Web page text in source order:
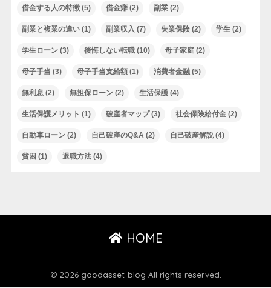
借金する人の特徴(5) 借金癖(2) 副業(2)
副業と複業の違い(1) 副業収入 (7) 失業保険(2) 学生(2)
学生ローン(3) 後悔しない転職(10) 母子家庭(2)
母子手当 (3) 母子手当支給額(1) 消費者金融(5)
無利息 (2) 無担保ローン(2) 生活保護(4)
生活保護メリット (1) 破産者マップ(3) 社会保険給付金(2)
自動車ローン(2) 自己破産のQ&A (2) 自己破産解説(4)
貧困 (1) 退職方法(4)
HOME
© 2026 goodasset-blog All rights reserved.